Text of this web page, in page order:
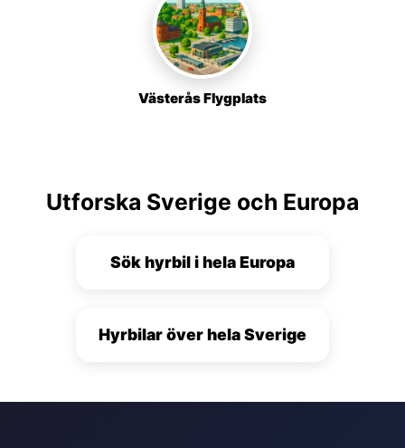
Västerås Flygplats
Utforska Sverige och Europa
Sök hyrbil i hela Europa
Hyrbilar över hela Sverige